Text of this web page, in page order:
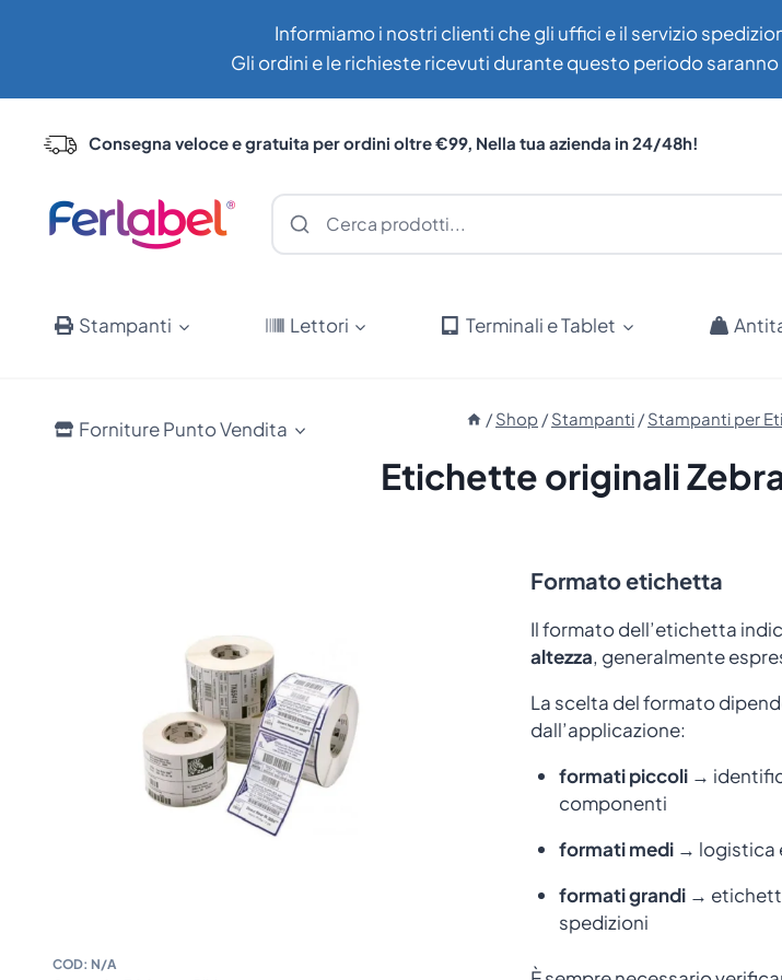
Informiamo i nostri clienti che gli uffici e il servizio
Gli ordini e le richieste ricevuti durante questo periodo
Consegna veloce e gratuita per ordini oltre €99, Nella tua azienda in 24/48h!
Stampanti Lettori Terminali e Tablet
Forniture Punto Vendita / Shop / Stampanti / Stampanti per
Etichette originali
COD: N/A
Formato etichetta
Il formato dell’etichetta
altezza, generalmente
La scelta del formato
dall’applicazione:
formati piccoli→
componenti
formati medi→ logistica
formati grandi→
spedizioni